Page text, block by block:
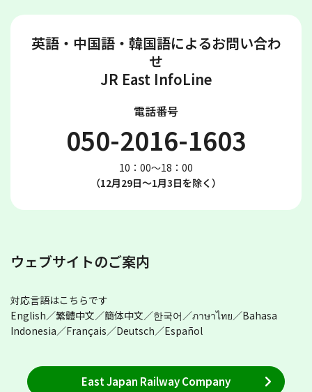
英語・中国語・韓国語によるお問い合わ
せ
JR East InfoLine
電話番号
050-2016-1603
10：00～18：00
（12月29日～1月3日を除く）
ウェブサイトのご案内
対応言語はこちらです
English／繁體中文／簡体中文／한국어／ภาษาไทย／Bahasa
Indonesia／Français／Deutsch／Español
East Japan Railway Company